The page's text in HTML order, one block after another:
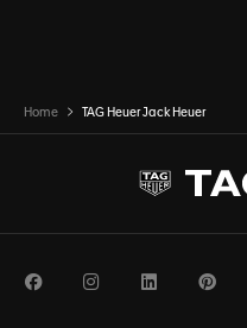
Home TAG Heuer Jack Heuer
FacebookInstagramLinkedIn